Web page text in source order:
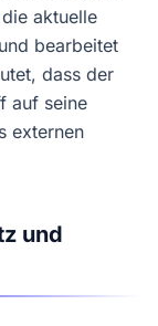
aktuelle
bearbeitet
dass der
auf seine
externen
und